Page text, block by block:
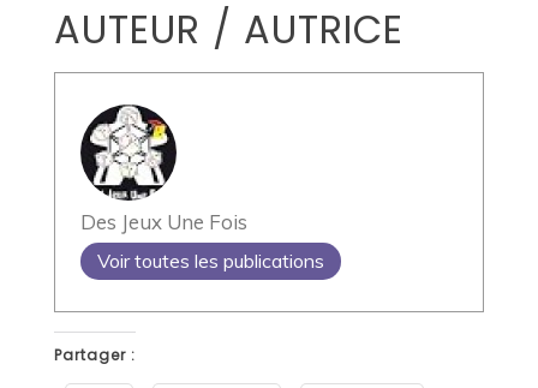
AUTEUR / AUTRICE
Des Jeux Une Fois
Voir toutes les publications
Partager :